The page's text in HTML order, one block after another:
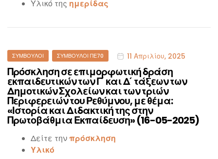
Υλικό της ημερίδας
Categories
ΣΎΜΒΟΥΛΟΙ ΣΎΜΒΟΥΛΟΙ ΠΕ70 11 Απριλίου, 2025
Πρόσκληση σε επιμορφωτική δράση
εκπαιδευτικών των Γ ́ και Δ ́ τάξεων των
Δημοτικών Σχολείων και των τριών
Περιφερειών του Ρεθύμνου, με θέμα:
«Ιστορία και Διδακτική της στην
Πρωτοβάθμια Εκπαίδευση» (16-05-2025)
Δείτε τηνπρόσκληση
Υλικό